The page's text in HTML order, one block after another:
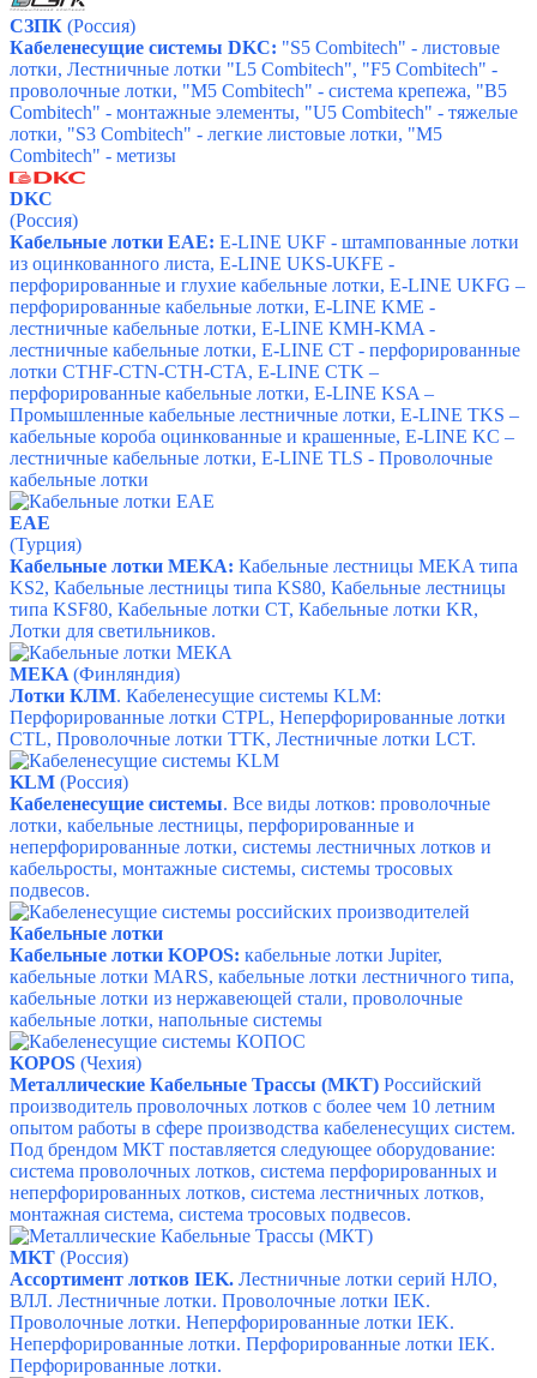
СЗПК (Россия)
Кабеленесущие системы DKC: "S5 Combitech" - листовые
лотки, Лестничные лотки "L5 Combitech", "F5 Combitech" -
проволочные лотки, "M5 Combitech" - система крепежа, "B5
Combitech" - монтажные элементы, "U5 Combitech" - тяжелые
лотки, "S3 Combitech" - легкие листовые лотки, "M5
Combitech" - метизы
DKC
(Россия)
Кабельные лотки ЕАЕ: E-LINE UKF - штампованные лотки
из оцинкованного листа, E-LINE UKS-UKFE -
перфорированные и глухие кабельные лотки, E-LINE UKFG –
перфорированные кабельные лотки, E-LINE KMЕ -
лестничные кабельные лотки, E-LINE KMH-KMA -
лестничные кабельные лотки, E-LINE CT - перфорированные
лотки CTHF-CTN-CTH-CTA, E-LINE CTK –
перфорированные кабельные лотки, E-LINE KSA –
Промышленные кабельные лестничные лотки, E-LINE TKS –
кабельные короба оцинкованные и крашенные, E-LINE KC –
лестничные кабельные лотки, E-LINE TLS - Проволочные
кабельные лотки
EAE
(Турция)
Кабельные лотки MEKA: Кабельные лестницы MEKA типа
KS2, Кабельные лестницы типа KS80, Кабельные лестницы
типа KSF80, Кабельные лотки CT, Кабельные лотки KR,
Лотки для светильников.
MEKA(Финляндия)
Лотки КЛМ. Кабеленесущие системы KLM:
Перфорированные лотки CTPL, Неперфорированные лотки
CTL, Проволочные лотки TTK, Лестничные лотки LCT.
KLM (Россия)
Кабеленесущие системы. Все виды лотков: проволочные
лотки, кабельные лестницы, перфорированные и
неперфорированные лотки, системы лестничных лотков и
кабельросты, монтажные системы, системы тросовых
подвесов.
Кабельные лотки
Кабельные лотки KOPOS: кабельные лотки Jupiter,
кабельные лотки MARS, кабельные лотки лестничного типа,
кабельные лотки из нержавеющей стали, проволочные
кабельные лотки, напольные системы
KOPOS (Чехия)
Металлические Кабельные Трассы (МКТ) Российский
производитель проволочных лотков с более чем 10 летним
опытом работы в сфере производства кабеленесущих систем.
Под брендом МКТ поставляется следующее оборудование:
система проволочных лотков, система перфорированных и
неперфорированных лотков, система лестничных лотков,
монтажная система, система тросовых подвесов.
MKT (Россия)
Ассортимент лотков IEK. Лестничные лотки серий НЛО,
ВЛЛ. Лестничные лотки. Проволочные лотки IEK.
Проволочные лотки. Неперфорированные лотки IEK.
Неперфорированные лотки. Перфорированные лотки IEK.
Перфорированные лотки.